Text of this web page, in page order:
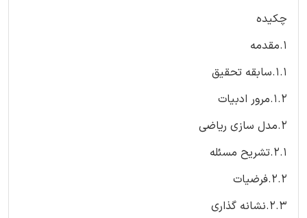
چکیده
1.مقدمه
1.1.سابقه تحقیق
1.2.مرور ادبیات
2.مدل سازی ریاضی
2.1.تشریح مسئله
2.2.فرضیات
2.3.نشانه گذاری